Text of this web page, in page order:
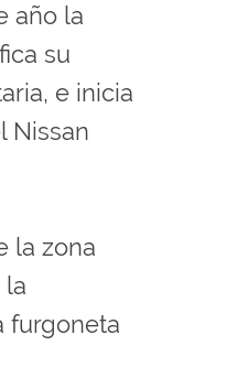
año la
su
e inicia
Nissan
la zona
la
furgoneta